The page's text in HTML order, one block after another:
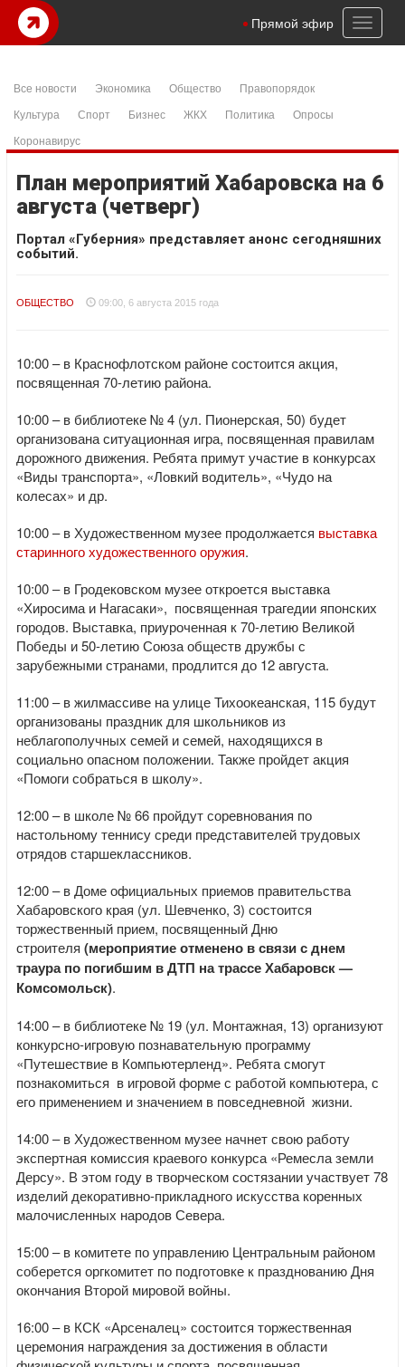
Toggle
Прямой эфир
Все новости Экономика Общество
Правопорядок
Культура
Спорт Бизнес ЖКХ Политика
Опросы
Коронавирус
План мероприятий Хабаровска на 6
августа (четверг)
Портал «Губерния» представляет анонс сегодняшних
событий.
ОБЩЕСТВО 09:00, 6 августа 2015 года
10:00 – в Краснофлотском районе состоится акция,
посвященная 70-летию района.
10:00 – в библиотеке № 4 (ул. Пионерская, 50) будет
организована ситуационная игра, посвященная правилам
дорожного движения. Ребята примут участие в конкурсах
«Виды транспорта», «Ловкий водитель», «Чудо на
колесах» и др.
10:00 – в Художественном музее продолжается выставка
старинного художественного оружия.
10:00 – в Гродековском музее откроется выставка
«Хиросима и Нагасаки», посвященная трагедии японских
городов. Выставка, приуроченная к 70-летию Великой
Победы и 50-летию Союза обществ дружбы с
зарубежными странами, продлится до 12 августа.
11:00 – в жилмассиве на улице Тихоокеанская, 115 будут
организованы праздник для школьников из
неблагополучных семей и семей, находящихся в
социально опасном положении. Также пройдет акция
«Помоги собраться в школу».
12:00 – в школе № 66 пройдут соревнования по
настольному теннису среди представителей трудовых
отрядов старшеклассников.
12:00 – в Доме официальных приемов правительства
Хабаровского края (ул. Шевченко, 3) состоится
торжественный прием, посвященный Дню
строителя (мероприятие отменено в связи с днем
траура по погибшим в ДТП на трассе Хабаровск —
Комсомольск).
14:00 – в библиотеке № 19 (ул. Монтажная, 13) организуют
конкурсно-игровую познавательную программу
«Путешествие в Компьютерленд». Ребята смогут
познакомиться в игровой форме с работой компьютера, с
его применением и значением в повседневной жизни.
14:00 – в Художественном музее начнет свою работу
экспертная комиссия краевого конкурса «Ремесла земли
Дерсу». В этом году в творческом состязании участвует 78
изделий декоративно-прикладного искусства коренных
малочисленных народов Севера.
15:00 – в комитете по управлению Центральным районом
соберется оргкомитет по подготовке к празднованию Дня
окончания Второй мировой войны.
16:00 – в КСК «Арсеналец» состоится торжественная
церемония награждения за достижения в области